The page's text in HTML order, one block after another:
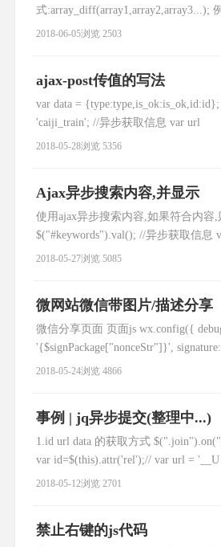
式:array_diff(array1,array2,array3...);
2018-06-05浏览 2503
ajax-post传值的写法
var data =
'caiji_train'; //异步获取信息 var url
2018-05-28浏览 5356
Ajax异步搜索内容,并显示
使用ajax异步搜索内容,如果符合内容
$("#keywords").val(); //异步获取信息
2018-05-27浏览 5085
微网站微信带图片/描述分享
微信分享页面 页面js wx.config({
'{$signPackage["nonceStr"]}',
2018-05-24浏览 4866
事例 | jq异步提交(整理中...)
1.id url data 的获取方式
var id=$(this).attr('rel');// var url = '__U
2018-05-12浏览 2701
禁止右键的js代码